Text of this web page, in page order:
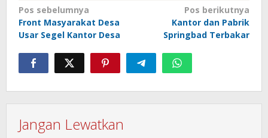
Navigasi
pos
Pos sebelumnya
Front Masyarakat Desa
Usar Segel Kantor Desa
Pos berikutnya
Kantor dan Pabrik
Springbad Terbakar
Jangan Lewatkan